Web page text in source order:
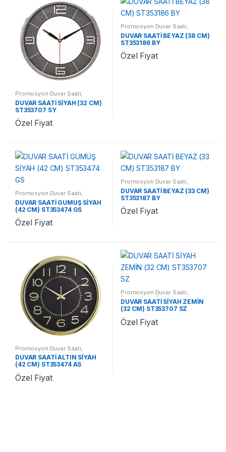
Promosyon Duvar Saati,
Promosyon Saatler
DUVAR SAATİ SİYAH (32 CM)
ST353707 SY
Özel Fiyat
Promosyon Duvar Saati,
Promosyon Saatler
DUVAR SAATİ BEYAZ (38 CM)
ST353186 BY
Özel Fiyat
Promosyon Duvar Saati
Promosyon Saatler
DUVAR SAATİ GÜMÜŞ SİYAH
(42 CM) ST353474 GS
Özel Fiyat
Promosyon Duvar Saati
Promosyon Saatler
DUVAR SAATİ BEYAZ (33 CM)
ST353187 BY
Özel Fiyat
Promosyon Duvar Saati
Promosyon Saatler
DUVAR SAATİ ALTIN SİYAH
(42 CM) ST353474 AS
Özel Fiyat
Promosyon Duvar Saati,
Promosyon Saatler
DUVAR SAATİ SİYAH ZEMİN
(32 CM) ST353707 SZ
Özel Fiyat